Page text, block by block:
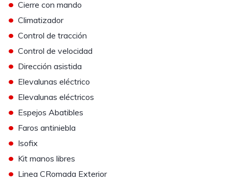
• Cierre con mando
• Climatizador
• Control de tracción
• Control de velocidad
• Dirección asistida
• Elevalunas eléctrico
• Elevalunas eléctricos
• Espejos Abatibles
• Faros antiniebla
• Isofix
• Kit manos libres
• Linea CRomada Exterior